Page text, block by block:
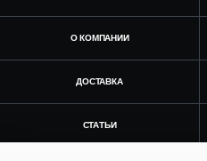
О КОМПАНИИ
ДОСТАВКА
СТАТЬИ